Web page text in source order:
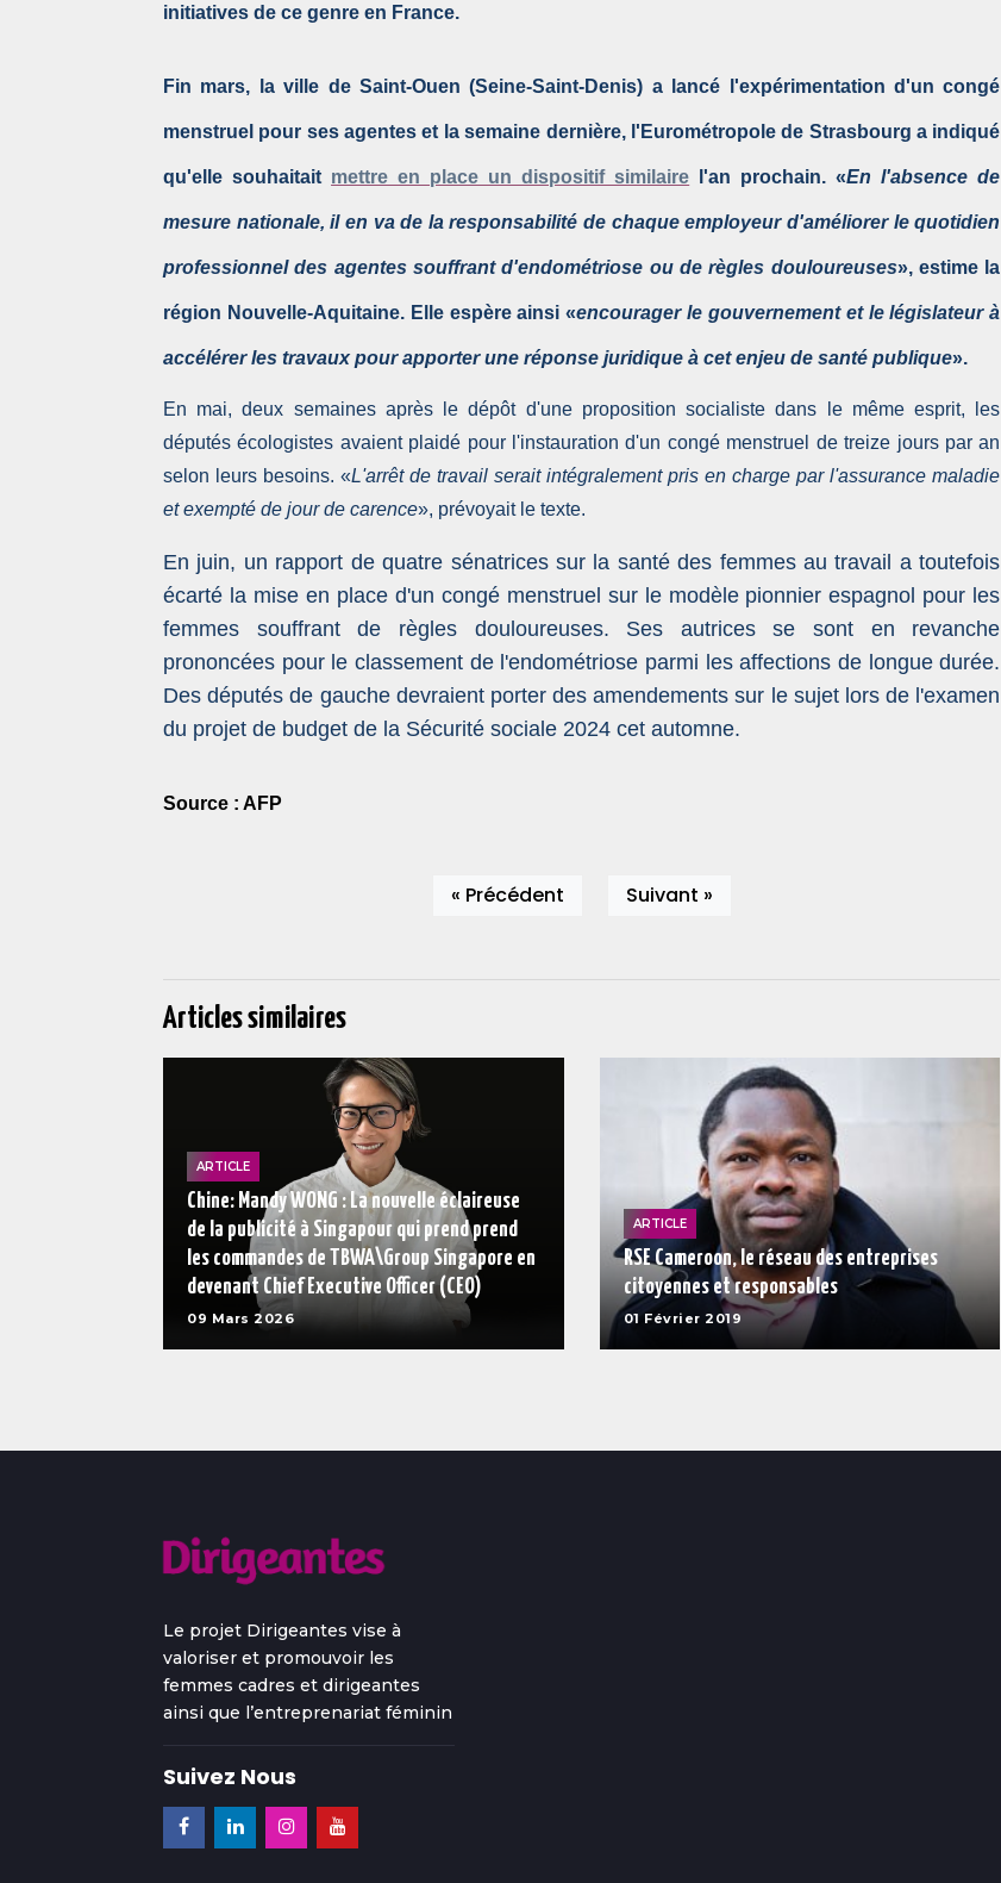
initiatives de ce genre en France.
Fin mars, la ville de Saint-Ouen (Seine-Saint-Denis) a lancé l'expérimentation d'un congé
menstruel pour ses agentes et la semaine dernière, l'Eurométropole de Strasbourg a indiqué
qu'elle souhaitait mettre en place un dispositif similaire l'an prochain. «En l'absence de
mesure nationale, il en va de la responsabilité de chaque employeur d'améliorer le quotidien
professionnel des agentes souffrant d'endométriose ou de règles douloureuses», estime la
région Nouvelle-Aquitaine. Elle espère ainsi «encourager le gouvernement et le législateur à
accélérer les travaux pour apporter une réponse juridique à cet enjeu de santé publique».
En mai, deux semaines après le dépôt d'une proposition socialiste dans le même esprit, les
députés écologistes avaient plaidé pour l'instauration d'un congé menstruel de treize jours par an
selon leurs besoins. «L'arrêt de travail serait intégralement pris en charge par l'assurance maladie
et exempté de jour de carence», prévoyait le texte.
En juin, un rapport de quatre sénatrices sur la santé des femmes au travail a toutefois
écarté la mise en place d'un congé menstruel sur le modèle pionnier espagnol pour les
femmes souffrant de règles douloureuses. Ses autrices se sont en revanche
prononcées pour le classement de l'endométriose parmi les affections de longue durée.
Des députés de gauche devraient porter des amendements sur le sujet lors de l'examen
du projet de budget de la Sécurité sociale 2024 cet automne.
Source : AFP
« Précédent Suivant »
Articles similaires
ARTICLE
Chine: Mandy WONG : La nouvelle éclaireuse
de la publicité à Singapour qui prend prend
les commandes de TBWA\Group Singapore en
devenant Chief Executive Officer (CEO)
09 Mars 2026
ARTICLE
RSE Cameroon, le réseau des entreprises
citoyennes et responsables
01 Février 2019
Le projet Dirigeantes vise à
valoriser et promouvoir les
femmes cadres et dirigeantes
ainsi que l’entreprenariat féminin
Suivez Nous